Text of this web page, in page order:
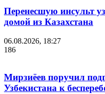
Перенесшую инсульт
домой из Казахстана
06.08.2026, 18:27
186
Мирзиёев поручил
Узбекистана к